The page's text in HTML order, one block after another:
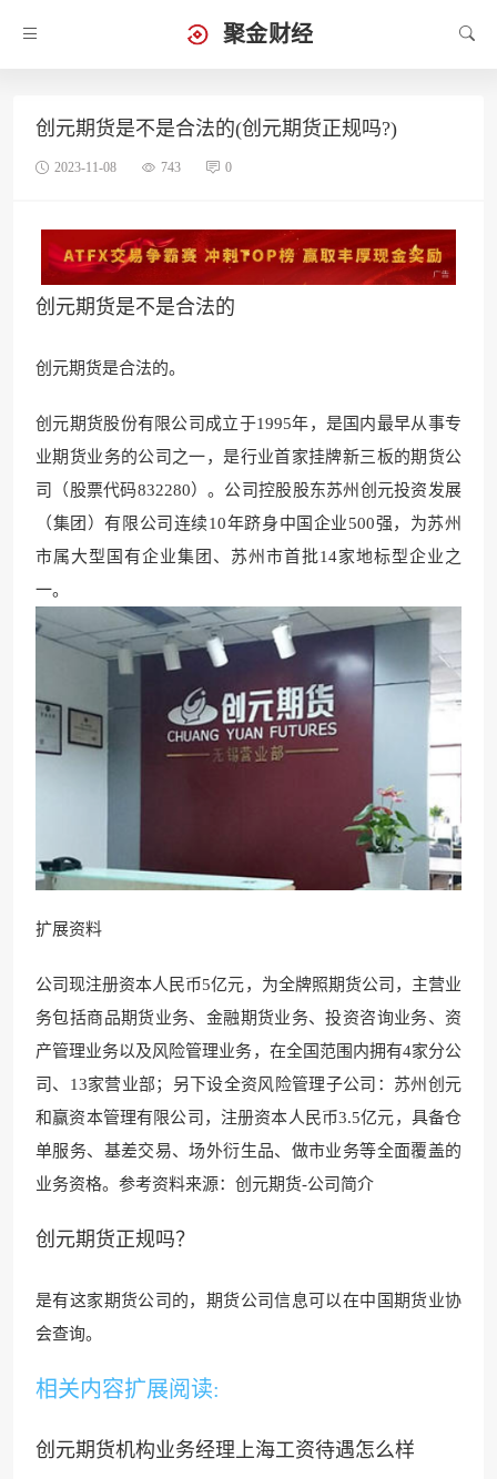
聚金财经
创元期货是不是合法的(创元期货正规吗?)
2023-11-08 743 0
创元期货是不是合法的
创元期货是合法的。
创元期货股份有限公司成立于1995年，是国内最早从事专
业期货业务的公司之一，是行业首家挂牌新三板的期货公
司（股票代码832280）。公司控股股东苏州 创元投资发展
（集团）有 限公司连续10年跻身中国企业500强，为苏州
市属大型国有企业集团、苏州市首批14家地标型企业之
一。
扩展资料
公司现注册资本人民币5亿元，为全牌照期货公司 ，主营业
务包括商品期货业务、金融期货业务、投资咨询业务、资
产管理业务以及风险管理业务，在全国范围内拥有4家分公
司、13家营业部；另下设全资风险管理子公司：苏州创元
和赢资本管理有限公司，注册资本人民币3.5亿元，具备仓
单服务、基差交易、场外衍生品、做市业务等全面覆盖的
业务资格。参考资料来源：创元期货-公司简介
创元期货正规吗？
是有这家期货公司的，期货公司信息可以在中国期货业协
会查询。
相关内容扩展阅读:
创元期货机构业务经理上海工资待遇怎么样